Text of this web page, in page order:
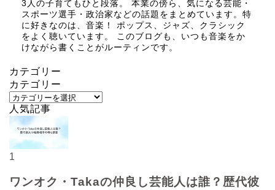
3人の子育てもひと段落。 本業の傍ら、気になる芸能・
スポーツ選手・政治家などの話題をまとめています。特
に好きなのは、音楽！ ポップス、ジャズ、クラシック
をよく聴いています。 このブログも、いつも音楽をか
けながら書くことがルーティンです。
カテゴリー
カテゴリー
人気記事
1
ワンオク・Takaの仲良し芸能人は誰？歴代彼